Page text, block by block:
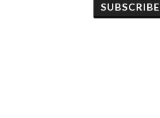
SUBSCRIBE